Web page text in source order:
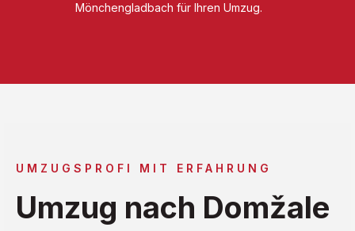
Mönchengladbach für Ihren Umzug.
UMZUGSPROFI MIT ERFAHRUNG
Umzug nach Domžale